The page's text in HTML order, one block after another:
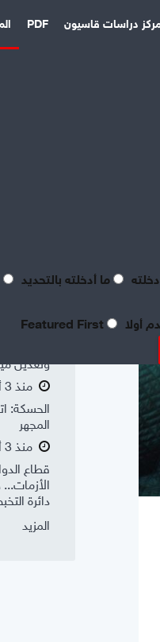
دراسات قاسيون PDF
ما أدخلته بالتحديد
أولا
واقع
السورية:
تنظيم
وتعديل
منذ 3 أيام
الحسكة:
المجهر
منذ 3 أيام
قطاع
دائرة
المزيد